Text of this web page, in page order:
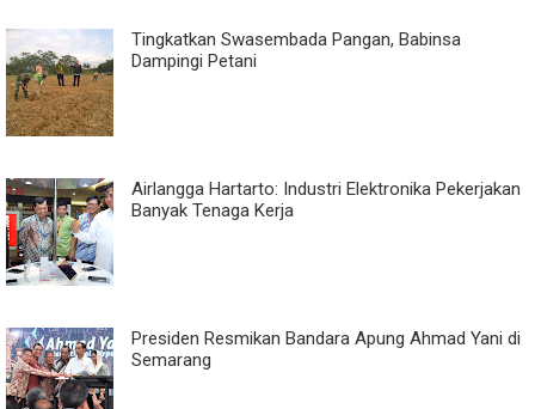
Tingkatkan Swasembada Pangan, Babinsa
Dampingi Petani
Airlangga Hartarto: Industri Elektronika Pekerjakan
Banyak Tenaga Kerja
Presiden Resmikan Bandara Apung Ahmad Yani di
Semarang